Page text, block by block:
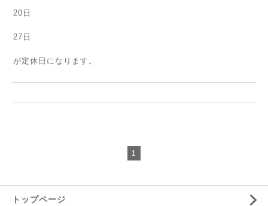
20日
27日
が定休日になります。
1
トップページ